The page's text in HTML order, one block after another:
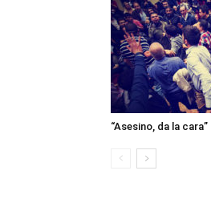
“Asesino, da la cara”